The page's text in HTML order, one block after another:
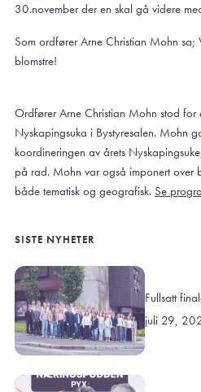
30.november der en skal gå videre
Som ordfører Arne Christian Mohn
blomstre!
Ordfører Arne Christian Mohn stod for
Nyskapingsuka i Bystyresalen. Mohn
koordineringen av årets
på rad. Mohn var også imponert over
både tematisk og geografisk. Se
SISTE NYHETER
Fullsatt
juli 29,